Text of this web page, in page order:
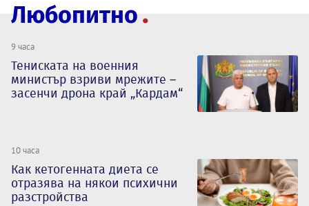
Любопитно
9 часа
Тениската на военния
министър взриви мрежите –
засенчи дрона край „Кардам“
10 часа
Как кетогенната диета се
отразява на някои психични
разстройства